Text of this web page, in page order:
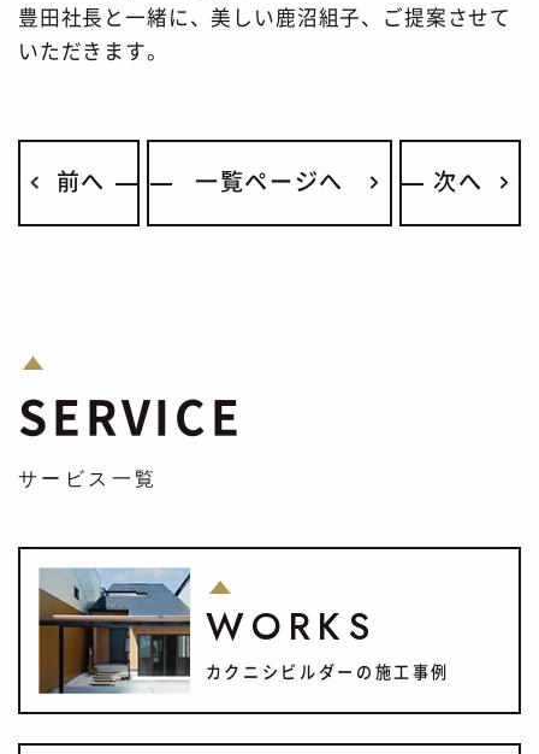
豊田社長と一緒に、美しい鹿沼組子、ご提案させて
いただきます。
前へ 一覧ページへ 次へ
SERVICE
サービス一覧
WORKS
カクニシビルダーの施工事例